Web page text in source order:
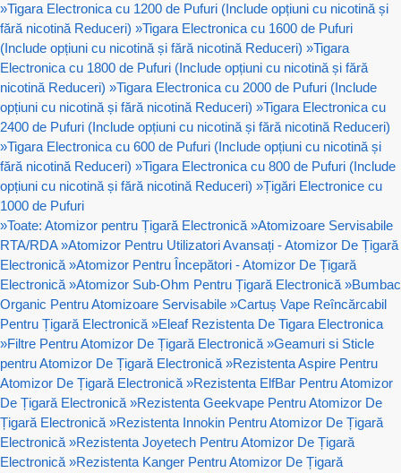
»Tigara Electronica cu 1200 de Pufuri (Include opțiuni cu nicotină și
fără nicotină Reduceri) »Tigara Electronica cu 1600 de Pufuri
(Include opțiuni cu nicotină și fără nicotină Reduceri) »Tigara
Electronica cu 1800 de Pufuri (Include opțiuni cu nicotină și fără
nicotină Reduceri) »Tigara Electronica cu 2000 de Pufuri (Include
opțiuni cu nicotină și fără nicotină Reduceri) »Tigara Electronica cu
2400 de Pufuri (Include opțiuni cu nicotină și fără nicotină Reduceri)
»Tigara Electronica cu 600 de Pufuri (Include opțiuni cu nicotină și
fără nicotină Reduceri) »Tigara Electronica cu 800 de Pufuri (Include
opțiuni cu nicotină și fără nicotină Reduceri) »Țigări Electronice cu
1000 de Pufuri
»Toate: Atomizor pentru Țigară Electronică »Atomizoare Servisabile
RTA/RDA »Atomizor Pentru Utilizatori Avansați - Atomizor De Țigară
Electronică »Atomizor Pentru Începători - Atomizor De Țigară
Electronică »Atomizor Sub-Ohm Pentru Țigară Electronică »Bumbac
Organic Pentru Atomizoare Servisabile »Cartuș Vape Reîncărcabil
Pentru Țigară Electronică »Eleaf Rezistenta De Tigara Electronica
»Filtre Pentru Atomizor De Țigară Electronică »Geamuri si Sticle
pentru Atomizor De Țigară Electronică »Rezistenta Aspire Pentru
Atomizor De Țigară Electronică »Rezistenta ElfBar Pentru Atomizor
De Țigară Electronică »Rezistenta Geekvape Pentru Atomizor De
Țigară Electronică »Rezistenta Innokin Pentru Atomizor De Țigară
Electronică »Rezistenta Joyetech Pentru Atomizor De Țigară
Electronică »Rezistenta Kanger Pentru Atomizor De Țigară